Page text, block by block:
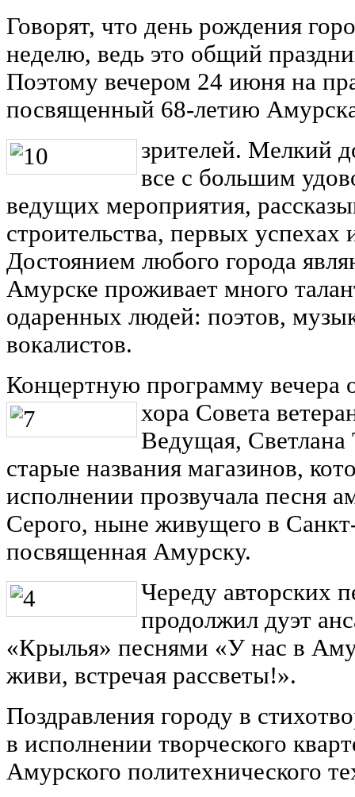
Говорят, что день рождения
неделю, ведь это общий
Поэтому вечером 24 июня на
посвященный 68-летию
зрителей. Мелкий
все с большим
ведущих мероприятия,
строительства, первых успехах
Достоянием любого города
Амурске проживает много
одаренных людей: поэтов,
вокалистов.
Концертную программу вечера
хора Совета
Ведущая,
старые названия магазинов,
исполнении прозвучала песня
Серого, ныне живущего в
посвященная Амурску.
Череду авторских
продолжил дуэт
«Крылья» песнями «У нас в
живи, встречая рассветы!».
Поздравления городу в
в исполнении творческого
Амурского политехнического